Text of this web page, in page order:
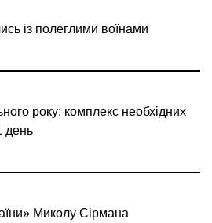
із полеглими воїнами
року: комплекс необхідних
день
Миколу Сірмана